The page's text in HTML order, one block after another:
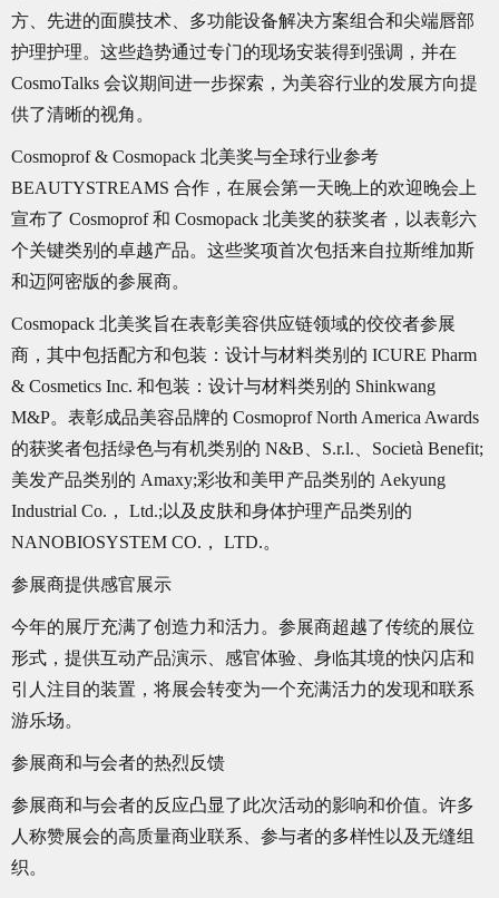
方、先进的面膜技术、多功能设备解决方案组合和尖端唇部
护理护理。这些趋势通过专门的现场安装得到强调，并在
CosmoTalks 会议期间进一步探索，为美容行业的发展方向提
供了清晰的视角。
Cosmoprof & Cosmopack 北美奖与全球行业参考
BEAUTYSTREAMS 合作，在展会第一天晚上的欢迎晚会上
宣布了 Cosmoprof 和 Cosmopack 北美奖的获奖者，以表彰六
个关键类别的卓越产品。这些奖项首次包括来自拉斯维加斯
和迈阿密版的参展商。
Cosmopack 北美奖旨在表彰美容供应链领域的佼佼者参展
商，其中包括配方和包装：设计与材料类别的 ICURE Pharm
& Cosmetics Inc. 和包装：设计与材料类别的 Shinkwang
M&P。表彰成品美容品牌的 Cosmoprof North America Awards
的获奖者包括绿色与有机类别的 N&B、S.r.l.、Società Benefit;
美发产品类别的 Amaxy;彩妆和美甲产品类别的 Aekyung
Industrial Co.， Ltd.;以及皮肤和身体护理产品类别的
NANOBIOSYSTEM CO.， LTD.。
参展商提供感官展示
今年的展厅充满了创造力和活力。参展商超越了传统的展位
形式，提供互动产品演示、感官体验、身临其境的快闪店和
引人注目的装置，将展会转变为一个充满活力的发现和联系
游乐场。
参展商和与会者的热烈反馈
参展商和与会者的反应凸显了此次活动的影响和价值。许多
人称赞展会的高质量商业联系、参与者的多样性以及无缝组
织。